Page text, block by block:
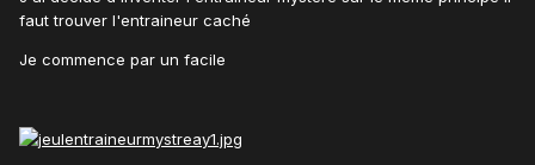
faut trouver l'entraineur caché
Je commence par un facile